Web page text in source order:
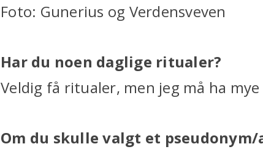
Foto: Gunerius og Verdensveven
Har du noen daglige ritualer?
Veldig få ritualer, men jeg må ha
Om du skulle valgt et